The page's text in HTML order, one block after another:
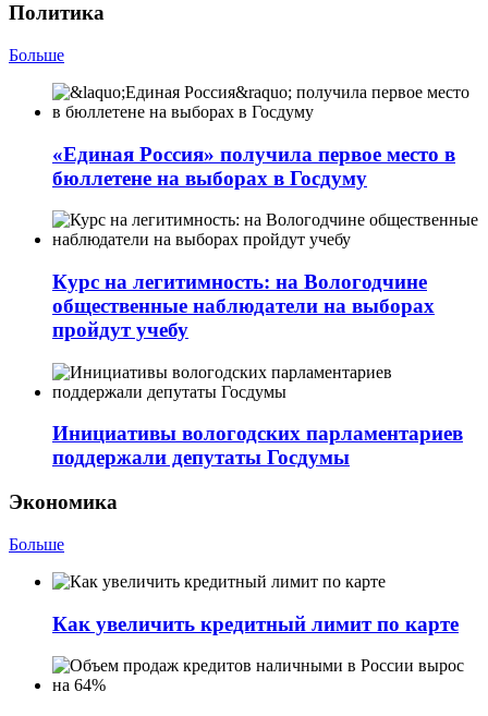
Политика
Больше
«Единая Россия» получила первое место в
бюллетене на выборах в Госдуму
Курс на легитимность: на Вологодчине
общественные наблюдатели на выборах
пройдут учебу
Инициативы вологодских парламентариев
поддержали депутаты Госдумы
Экономика
Больше
Как увеличить кредитный лимит по карте